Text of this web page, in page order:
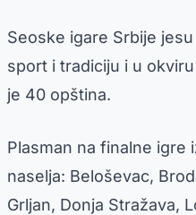
Seoske igare Srbije
sport i tradiciju i u
je 40 opština.
Plasman na finalne igre
naselja: Beloševac,
Grljan, Donja Stražava,